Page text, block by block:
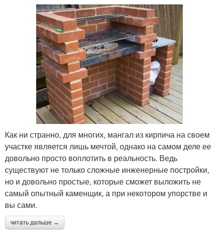
Как ни странно, для многих, мангал из кирпича на своем
участке является лишь мечтой, однако на самом деле ее
довольно просто воплотить в реальность. Ведь
существуют не только сложные инженерные постройки,
но и довольно простые, которые сможет выложить не
самый опытный каменщик, а при некотором упорстве и
вы сами.
читать дальше →